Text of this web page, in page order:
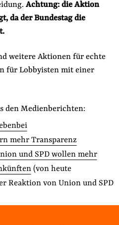
Achtung: die Aktion
da der Bundestag die
weitere Aktionen für echte
für Lobbyisten mit einer
den Medienberichten:
mehr Transparenz
und SPD wollen mehr
(von heute
Reaktion von Union und SPD